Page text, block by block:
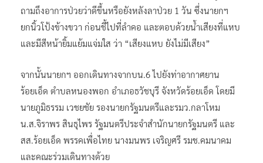
ถามถึงอาการป่วยว่าดีขึ้นหรือยังหลังลาป่วย 1 วัน ซึ่งนายกฯ
ยกนิ้วโป้งข้างขวา ก่อนชี้ไปที่ลำคอ และตอบด้วยน้ำเสียงที่แหบ
และมีสีหน้ายิ้มแย้มแจ่มใส ว่า “เสียงแหบ ยังไม่มีเสียง”
จากนั้นนายกฯ ออกเดินทางจากบน.6 ไปยังท่าอากาศยาน
ร้อยเอ็ด ตำบลหนองพอก อำเภอธวัชบุรี จังหวัดร้อยเอ็ด โดยมี
นายภูมิธรรม เวชยชัย รองนายกรัฐมนตรีและรมว.กลาโหม
น.ส.จิราพร สินธุไพร รัฐมนตรีประจำสำนักนายกรัฐมนตรี และ
สส.ร้อยเอ็ด พรรคเพื่อไทย นางมนพร เจริญศรี รมช.คมนาคม
และคณะร่วมเดินทางด้วย